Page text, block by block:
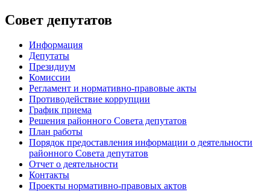
Совет депутатов
Информация
Депутаты
Президиум
Комиссии
Регламент и нормативно-правовые акты
Противодействие коррупции
График приема
Решения районного Совета депутатов
План работы
Порядок предоставления информации о деятельности
районного Совета депутатов
Отчет о деятельности
Контакты
Проекты нормативно-правовых актов